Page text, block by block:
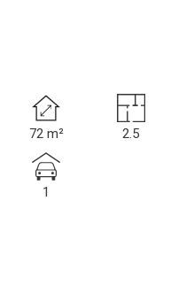
72 m² 2.5
1